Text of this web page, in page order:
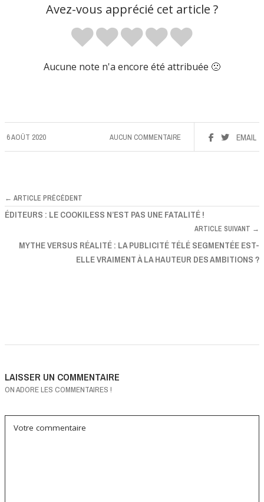
Avez-vous apprécié cet article ?
Aucune note n'a encore été attribuée 🙁
6 AOÛT 2020 EMAIL
AUCUN COMMENTAIRE
← ARTICLE PRÉCÉDENT
ÉDITEURS : LE COOKILESS N’EST PAS UNE FATALITÉ !
ARTICLE SUIVANT →
MYTHE VERSUS RÉALITÉ : LA PUBLICITÉ TÉLÉ SEGMENTÉE EST-
ELLE VRAIMENT À LA HAUTEUR DES AMBITIONS ?
LAISSER UN COMMENTAIRE
ON ADORE LES COMMENTAIRES !
Votre commentaire